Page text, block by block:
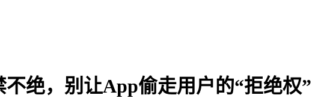
绝，别让App偷走用户的“拒绝权”